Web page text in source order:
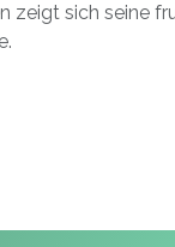
zeigt sich seine